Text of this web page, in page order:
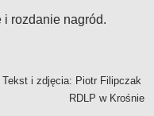
rozdanie nagród.
Tekst i zdjęcia:
Krośnie